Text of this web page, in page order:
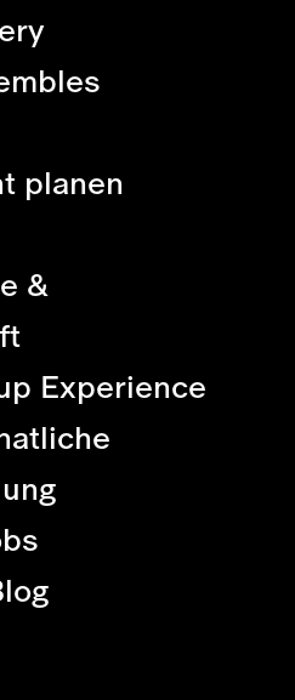
planen
&
Experience